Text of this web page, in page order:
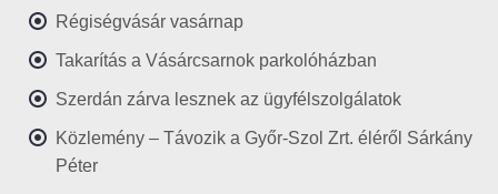
Régiségvásár vasárnap
Takarítás a Vásárcsarnok parkolóházban
Szerdán zárva lesznek az ügyfélszolgálatok
Közlemény – Távozik a Győr-Szol Zrt. éléről Sárkány
Péter